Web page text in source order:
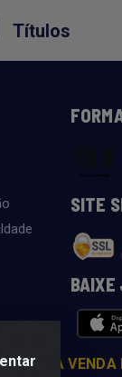
Títulos
SITE
BAIXE
A